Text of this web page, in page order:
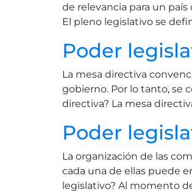
de relevancia para un
El pleno legislativo se
Poder
La mesa directiva
gobierno. Por lo tanto, se
directiva? La mesa
Poder
La organización de las
cada una de ellas puede
legislativo? Al momento